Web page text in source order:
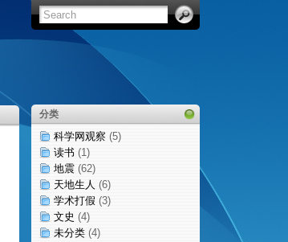
分类
科学网观察 (5)
读书 (1)
地震 (62)
天地生人 (6)
学术打假 (3)
文史 (4)
未分类 (4)